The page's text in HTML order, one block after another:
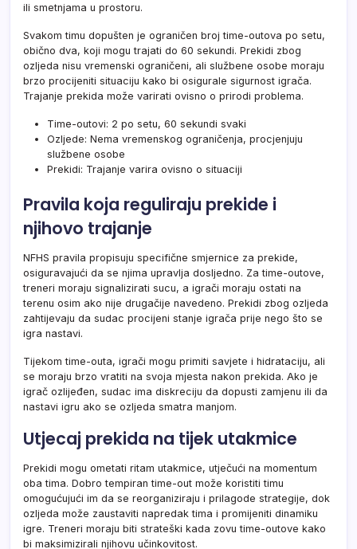
ili smetnjama u prostoru.
Svakom timu dopušten je ograničen broj time-outova po setu,
obično dva, koji mogu trajati do 60 sekundi. Prekidi zbog
ozljeda nisu vremenski ograničeni, ali službene osobe moraju
brzo procijeniti situaciju kako bi osigurale sigurnost igrača.
Trajanje prekida može varirati ovisno o prirodi problema.
Time-outovi: 2 po setu, 60 sekundi svaki
Ozljede: Nema vremenskog ograničenja, procjenjuju
službene osobe
Prekidi: Trajanje varira ovisno o situaciji
Pravila koja reguliraju prekide i
njihovo trajanje
NFHS pravila propisuju specifične smjernice za prekide,
osiguravajući da se njima upravlja dosljedno. Za time-outove,
treneri moraju signalizirati sucu, a igrači moraju ostati na
terenu osim ako nije drugačije navedeno. Prekidi zbog ozljeda
zahtijevaju da sudac procijeni stanje igrača prije nego što se
igra nastavi.
Tijekom time-outa, igrači mogu primiti savjete i hidrataciju, ali
se moraju brzo vratiti na svoja mjesta nakon prekida. Ako je
igrač ozlijeđen, sudac ima diskreciju da dopusti zamjenu ili da
nastavi igru ako se ozljeda smatra manjom.
Utjecaj prekida na tijek utakmice
Prekidi mogu ometati ritam utakmice, utječući na momentum
oba tima. Dobro tempiran time-out može koristiti timu
omogućujući im da se reorganiziraju i prilagode strategije, dok
ozljeda može zaustaviti napredak tima i promijeniti dinamiku
igre. Treneri moraju biti strateški kada zovu time-outove kako
bi maksimizirali njihovu učinkovitost.